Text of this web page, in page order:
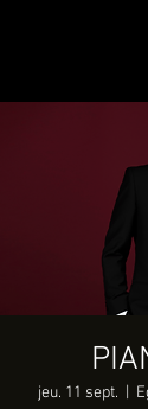
jeu. 11 sept.